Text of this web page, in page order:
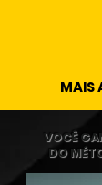
MAIS
VOCÊ
​DO